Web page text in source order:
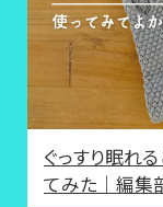
ぐっすり眠れ
てみた｜編集